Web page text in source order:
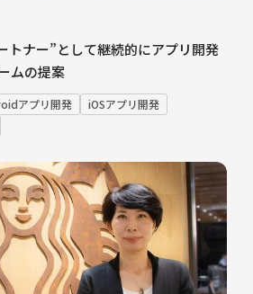
トナー”として継続的にアプリ開発
ムの提案
アプリ開発
iOSアプリ開発